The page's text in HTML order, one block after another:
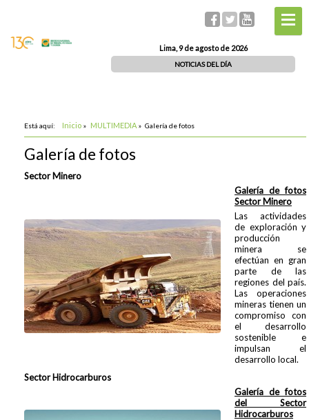
Lima, 9 de agosto de 2026
NOTICIAS DEL DÍA
Está aquí: Inicio » MULTIMEDIA » Galería de fotos
Galería de fotos
Sector Minero
Galería de fotos
Sector Minero
Las actividades
de exploración y
producción
minera se
efectúan en gran
parte de las
regiones del país.
Las operaciones
mineras tienen un
compromiso con
el desarrollo
sostenible e
impulsan el
desarrollo local.
Sector Hidrocarburos
Galería de fotos
del Sector
Hidrocarburos